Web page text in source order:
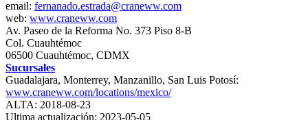
email: fernanado.estrada@craneww.com
web: www.craneww.com
Av. Paseo de la Reforma No. 373 Piso 8-B
Col. Cuauhtémoc
06500 Cuauhtémoc, CDMX
Sucursales
Guadalajara, Monterrey, Manzanillo, San Luis Potosí:
www.craneww.com/locations/mexico/
ALTA: 2018-08-23
Ultima actualización: 2023-05-05